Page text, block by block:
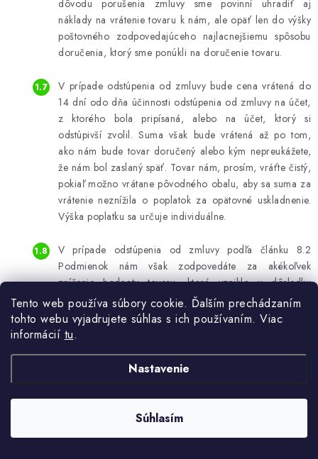
Tento web používa súbory cookie. Ďalším prechádzaním
tohto webu vyjadrujete súhlas s ich používaním. Viac
informácií tu.
Nastavenie
Súhlasím
dôvodu porušenia zmluvy sme povinní uhradiť aj
náklady na vrátenie tovaru k nám, ale opäť len do výšky
poštovného zodpovedajúceho najlacnejšiemu spôsobu
doručenia, ktorý sme ponúkli na doručenie tovaru.
V prípade odstúpenia od zmluvy bude cena vrátená do
14 dní odo dňa účinnosti odstúpenia od zmluvy na účet,
z ktorého bola pripísaná, alebo na účet, ktorý si
odstúpivší zvolil. Suma však bude vrátená až po tom,
ako nám bude tovar doručený alebo kým nepreukážete,
že nám bol zaslaný späť. Tovar nám, prosím, vráťte čistý,
pokiaľ možno vrátane pôvodného obalu, aby sa suma za
vrátenie neznížila o poplatok za opätovné uskladnenie.
Výška poplatku sa určuje individuálne.
V prípade odstúpenia od zmluvy podľa článku 8.2
Podmienok nám však zodpovedáte za akékoľvek
zníženie hodnoty tovaru, ktoré vzniklo v dôsledku
zaobchádzania s tovarom iným spôsobom, ako je
nevyhnutné na oboznámenie sa s povahou, vlastnosťami
a funkčnosťou tovaru, t. j. spôsobom, akým by ste sa s
že sme vám ešte nevrátili cenu, sme oprávnení započítať
vrátenie peňazí.